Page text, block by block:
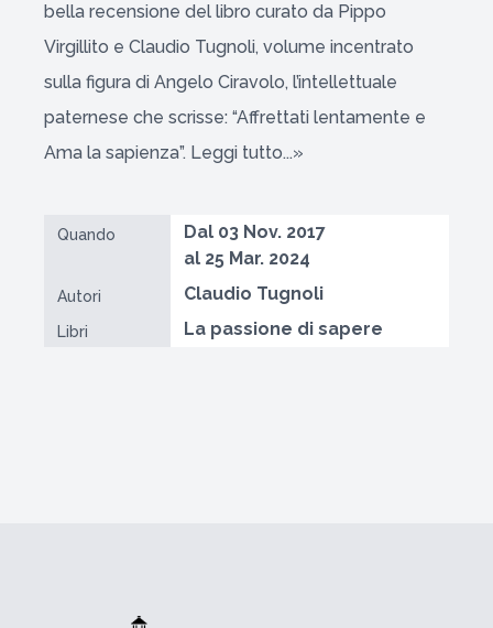
bella recensione del libro curato da Pippo
Virgillito e Claudio Tugnoli, volume incentrato
sulla figura di Angelo Ciravolo, l’intellettuale
paternese che scrisse: “Affrettati lentamente e
Ama la sapienza”. Leggi tutto...»
Quando
Dal 03 Nov. 2017
al 25 Mar. 2024
Autori Claudio Tugnoli
Libri La passione di sapere